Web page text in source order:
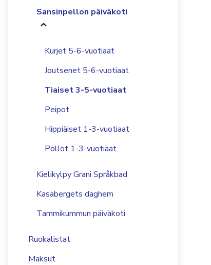
Sansinpellon päiväkoti
Kurjet 5-6-vuotiaat
Joutsenet 5-6-vuotiaat
Tiaiset 3-5-vuotiaat
Peipot
Hippiäiset 1-3-vuotiaat
Pöllöt 1-3-vuotiaat
Kielikylpy Grani Språkbad
Kasabergets daghem
Tammikummun päiväkoti
Ruokalistat
Maksut